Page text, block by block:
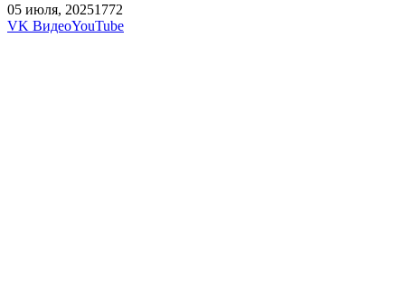
05 июля, 20251772
VK ВидеоYouTube